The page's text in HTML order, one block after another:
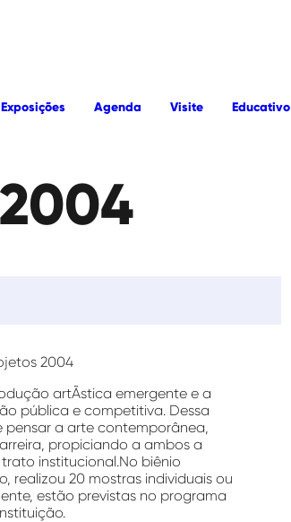
Exposições Agenda Visite Educativo
2004
artÃ­stica emergente e a
pública e competitiva. Dessa
pensar a arte contemporânea,
propiciando a ambos a
institucional.No biênio
realizou 20 mostras individuais ou
estão previstas no programa